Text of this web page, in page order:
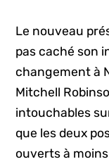
Le nouveau
pas caché son
changement à
Mitchell
intouchables
que les deux
ouverts à